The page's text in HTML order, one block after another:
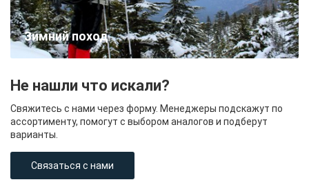
Зимний поход
Не нашли что искали?
Свяжитесь с нами через форму. Менеджеры подскажут по
ассортименту, помогут с выбором аналогов и подберут
варианты.
Связаться с нами